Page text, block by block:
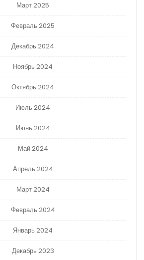
Март 2025
Февраль 2025
Декабрь 2024
Ноябрь 2024
Октябрь 2024
Июль 2024
Июнь 2024
Май 2024
Апрель 2024
Март 2024
Февраль 2024
Январь 2024
Декабрь 2023